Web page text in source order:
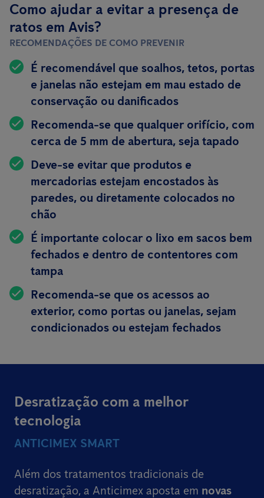
Como ajudar a evitar a presença de
ratos em Avis?
RECOMENDAÇÕES DE COMO PREVENIR
É recomendável que soalhos, tetos, portas
e janelas não estejam em mau estado de
conservação ou danificados
Recomenda-se que qualquer orifício, com
cerca de 5 mm de abertura, seja tapado
Deve-se evitar que produtos e
mercadorias estejam encostados às
paredes, ou diretamente colocados no
chão
É importante colocar o lixo em sacos bem
fechados e dentro de contentores com
tampa
Recomenda-se que os acessos ao
exterior, como portas ou janelas, sejam
condicionados ou estejam fechados
Desratização com a melhor
tecnologia
ANTICIMEX SMART
Além dos tratamentos tradicionais de
desratização, a Anticimex aposta em novas